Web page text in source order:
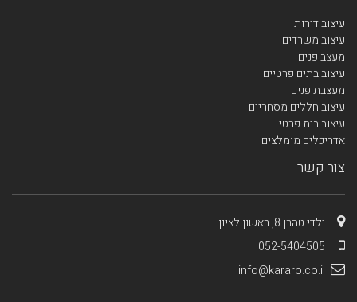
עיצוב דירות
עיצוב משרדים
מעצב פנים
עיצוב בתים פרטיים
מעצבת פנים
עיצוב חללים מסחריים
עיצוב בית פרטי
אדריכלים מומלצים
צור קשר
ילדי טהרן 8, ראשון לציון
052-5404505
info@kararo.co.il